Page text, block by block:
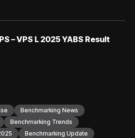
– VPS L 2025 YABS Result
Benchmarking News
Benchmarking Trends
Benchmarking Update